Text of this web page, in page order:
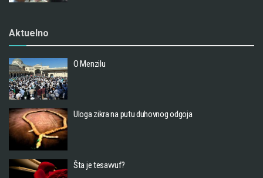
Aktuelno
O Menzilu
Uloga zikra na putu duhovnog odgoja
Šta je tesavvuf?